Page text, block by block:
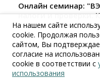
Онлайн семинар:
налоги и проверки.
экспортом без
18 августа 2026, 15:00
Все мероприятия
На нашем сайте
cookie. Продолжая
сайтом, Вы
согласие на
cookie в соответствии с
использования